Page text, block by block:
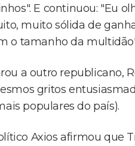
E continuou: "Eu
muito sólida de
o tamanho da
a outro republicano,
gritos
populares do país).
Axios afirmou que